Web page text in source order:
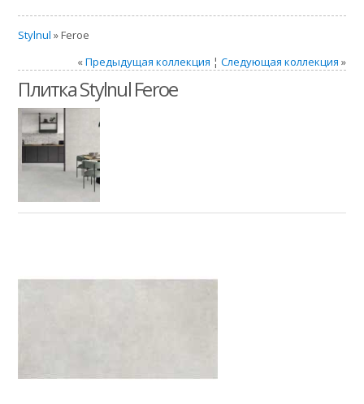
Stylnul » Feroe
«Предыдущая коллекция ¦ Следующая коллекция »
Плитка Stylnul Feroe